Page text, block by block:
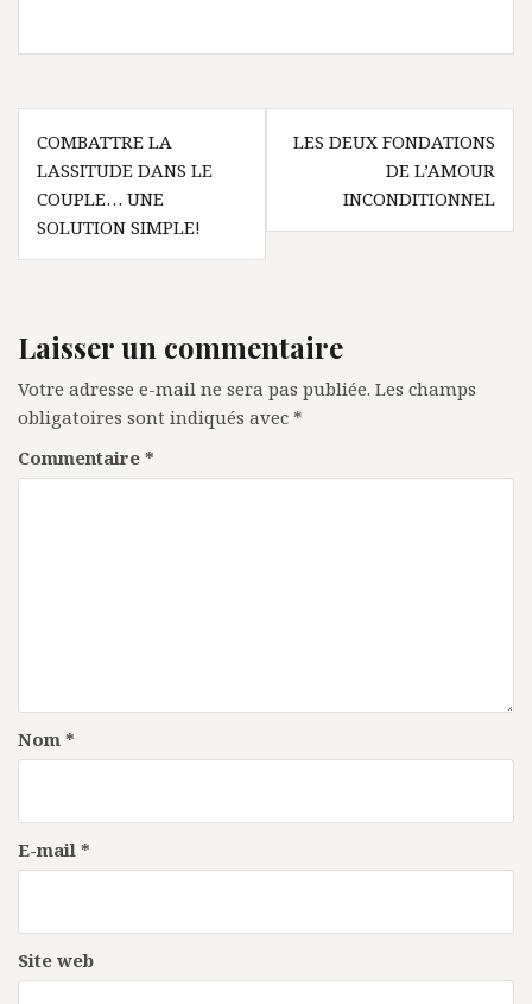
Navigation
de
l’article
COMBATTRE LA
LASSITUDE DANS LE
COUPLE… UNE
SOLUTION SIMPLE!
LES DEUX FONDATIONS
DE L’AMOUR
INCONDITIONNEL
Laisser un commentaire
Votre adresse e-mail ne sera pas publiée. Les champs
obligatoires sont indiqués avec *
Commentaire *
Nom *
E-mail *
Site web